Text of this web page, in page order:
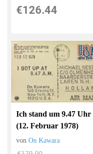
€126.44
Ich stand um 9.47 Uhr
(12. Februar 1978)
vonOn Kawara